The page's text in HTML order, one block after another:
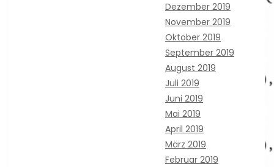
Dezember 2019
November 2019
Oktober 2019
September 2019
August 2019
Juli 2019
Juni 2019
Mai 2019
April 2019
März 2019
Februar 2019